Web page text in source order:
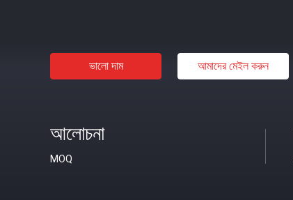
ভালো দাম আমাদের মেইল ​​করুন
আলোচনা
MOQ